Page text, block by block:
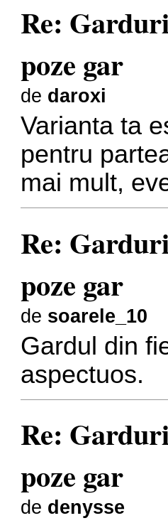
Re:
poze gar
de daroxi
Varianta ta
pentru
mai mult,
Re:
poze gar
de soarele_10
Gardul din
aspectuos.
Re:
poze gar
de denysse